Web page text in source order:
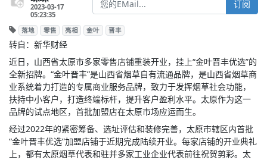
2023-03-17
05:23:35
订阅
落地 零售 亮相 金叶 晋丰
转自：新华财经
近日，山西省太原市多家零售店铺重装开业，挂上“金叶晋丰优选”的
全新招牌。“金叶晋丰”是山西省烟草自有流通品牌，是山西省烟草商
业系统着力打造的专属商业服务品牌，致力于发挥烟草社会功能，
扶持中小客户，打造终端标杆，提升客户盈利水平。太原作为这一
品牌的试点地区，首批加盟店在太原市场应运而生。
经过2022年的紧密筹备、选址评估和装修完善，太原市辖区内首批
“金叶晋丰优选”加盟店铺于近期完成陆续开业。每家店铺的开业典礼
上，都有太原烟草代表和驻并多家工业企业代表前往祝贺剪彩。太